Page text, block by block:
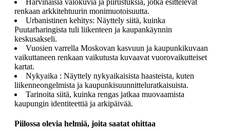
renkaan arkkitehtuurin monimuotoisuutta.
Urbanistinen kehitys: Näyttely siitä, kuinka
Puutarharingista tuli liikenteen ja kaupankäynnin
keskusakseli.
Vuosien varrella Moskovan kasvuun ja kaupunkikuvaan
vaikuttaneen renkaan vaikutusta kuvaavat vuorovaikutteiset
kartat.
Nykyaika : Näyttely nykyaikaisista haasteista, kuten
liikenneongelmista ja kaupunkisuunnitteluratkaisuista.
Tarinoita siitä, kuinka rengas jatkaa muovaamista
kaupungin identiteettiä ja arkipäivää.
Piilossa olevia helmiä, joita saatat ohittaa